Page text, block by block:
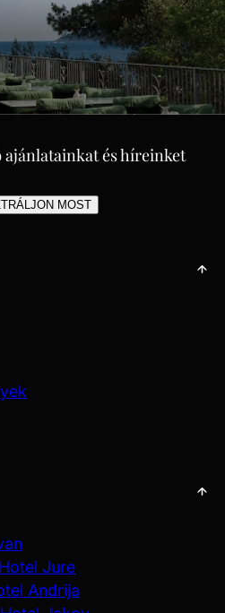
BÁJÁT –
PILLANATOKRÓL
ajánlatainkat és híreinket
MOST
Jure
Andrija